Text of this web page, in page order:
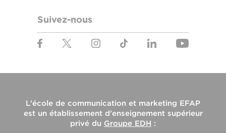
Suivez-nous
L'école de communication et marketing EFAP
est un établissement d'enseignement supérieur
privé du Groupe EDH :